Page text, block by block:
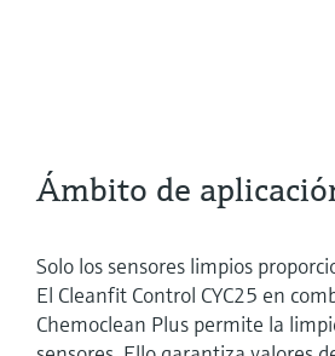
Ámbito de
Solo los sensores limpios
El Cleanfit Control CYC25 en
Chemoclean Plus permite la